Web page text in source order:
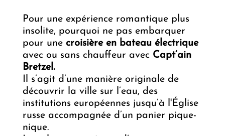
Pour une expérience romantique plus
insolite, pourquoi ne pas embarquer
pour une croisière en bateau électrique
avec ou sans chauffeur avec Capt’ain
Bretzel.
Il s’agit d’une manière originale de
découvrir la ville sur l’eau, des
institutions européennes jusqu’à l'Église
russe accompagnée d’un panier pique-
nique.